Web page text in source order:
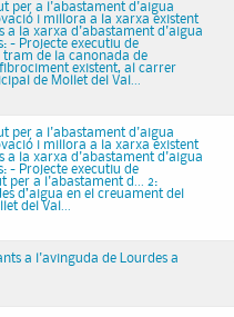
per a l'abastament d'aigua
i millora a la xarxa existent
a la xarxa d'abastament d'aigua
- Projecte executiu de
tram de la canonada de
existent, al carrer
de Mollet del Val...
per a l'abastament d'aigua
i millora a la xarxa existent
a la xarxa d'abastament d'aigua
- Projecte executiu de
per a l'abastament d... 2:
d’aigua en el creuament del
del Val...
a l'avinguda de Lourdes a